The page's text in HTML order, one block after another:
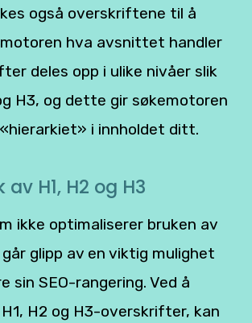
også overskriftene til å
hva avsnittet handler
deles opp i ulike nivåer slik
H3, og dette gir søkemotoren
i innholdet ditt.
H1, H2 og H3
ikke optimaliserer bruken av
glipp av en viktig mulighet
sin SEO-rangering. Ved å
H2 og H3-overskrifter, kan